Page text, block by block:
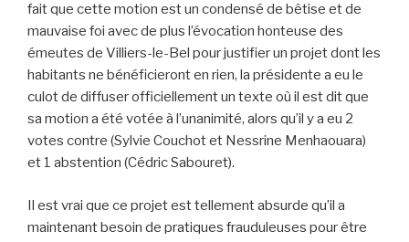
fait que cette motion est un condensé de bêtise et de
mauvaise foi avec de plus l’évocation honteuse des
émeutes de Villiers-le-Bel pour justifier un projet dont les
habitants ne bénéficieront en rien, la présidente a eu le
culot de diffuser officiellement un texte où il est dit que
sa motion a été votée à l’unanimité, alors qu’il y a eu 2
votes contre (Sylvie Couchot et Nessrine Menhaouara)
et 1 abstention (Cédric Sabouret).
Il est vrai que ce projet est tellement absurde qu’il a
maintenant besoin de pratiques frauduleuses pour être